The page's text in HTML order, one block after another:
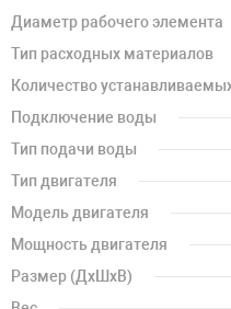
Диаметр рабочего элемента
Тип расходных материалов
Количество
Подключение воды
Тип подачи воды
Тип двигателя
Модель двигателя
Мощность двигателя
Размер (ДхШхВ)